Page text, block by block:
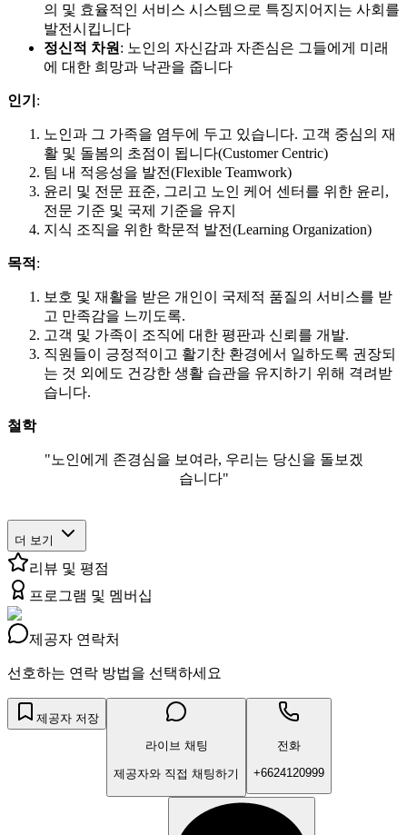
의 및 효율적인 서비스 시스템으로 특징지어지는 사회를
발전시킵니다
정신적 차원: 노인의 자신감과 자존심은 그들에게 미래
에 대한 희망과 낙관을 줍니다
인기 :
노인과 그 가족을 염두에 두고 있습니다. 고객 중심의 재
활 및 돌봄의 초점이 됩니다(Customer Centric)
팀 내 적응성을 발전(Flexible Teamwork)
윤리 및 전문 표준, 그리고 노인 케어 센터를 위한 윤리,
전문 기준 및 국제 기준을 유지
지식 조직을 위한 학문적 발전(Learning Organization)
목적 :
보호 및 재활을 받은 개인이 국제적 품질의 서비스를 받
고 만족감을 느끼도록.
고객 및 가족이 조직에 대한 평판과 신뢰를 개발.
직원들이 긍정적이고 활기찬 환경에서 일하도록 권장되
는 것 외에도 건강한 생활 습관을 유지하기 위해 격려받
습니다.
철학
"노인에게 존경심을 보여라, 우리는 당신을 돌보겠
습니다"
더 보기
리뷰 및 평점
프로그램 및 멤버십
제공자 연락처
선호하는 연락 방법을 선택하세요
제공자 저장
라이브 채팅
제공자와 직접 채팅하기
전화
+6624120999